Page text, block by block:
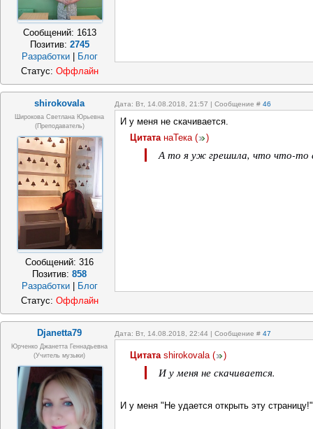
Сообщений: 1613
Позитив: 2745
Разработки
Блог
Статус: Оффлайн
shirokovala Дата: Вт, 14.08.2018, 21:57 | Сообщение # 46
Широкова Светлана Юрьевна
(преподаватель)
Сообщений:316
Позитив:858
Разработки | Блог
И у меня не скачивается.
Цитата наТека( )
А то я уж грешила, что что-то
Статус: Оффлайн
Djanetta79 Дата: Вт, 14.08.2018, 22:44 | Сообщение # 47
Юрченко Джанетта Геннадьевна
(Учитель музыки)
Цитата shirokovala( )
И у меня не скачивается.
И у меня "Не удается открыть эту страницу!"